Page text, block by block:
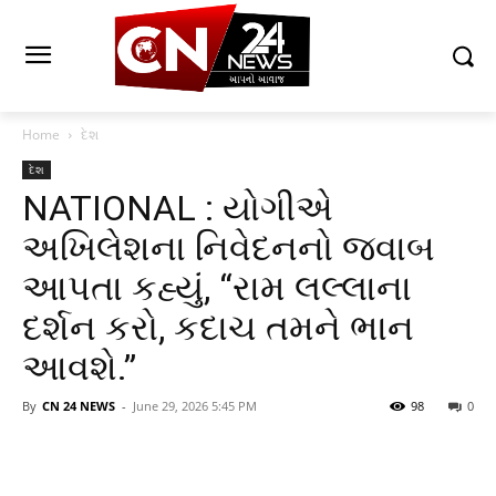
Home દેશ
દેશ
NATIONAL : યોગીએ
અખિલેશના નિવેદનનો જવાબ
આપતા કહ્યું, “રામ લલ્લાના
દર્શન કરો, કદાચ તમને ભાન
આવશે.”
By CN 24 NEWS - June 29, 2026 5:45 PM 0
98